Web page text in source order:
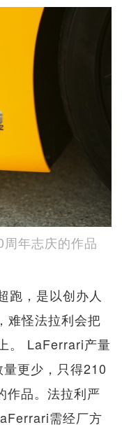
年志庆的作品
跑，是以创办人
难怪法拉利会把
。 LaFerrari产量
更少，只得210
作品。法拉利严
需经厂方